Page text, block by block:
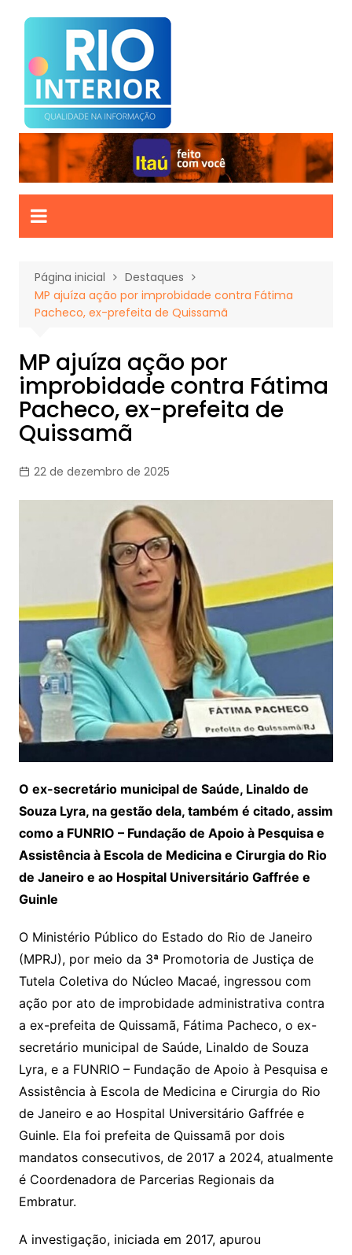
para
conteúdo
Página inicial
Destaques
MP ajuíza ação por improbidade contra Fátima
Pacheco, ex-prefeita de Quissamã
MP ajuíza ação por
improbidade contra Fátima
Pacheco, ex-prefeita de
Quissamã
22 de dezembro de 2025
O ex-secretário municipal de Saúde, Linaldo de
Souza Lyra, na gestão dela, também é citado, assim
como a FUNRIO – Fundação de Apoio à Pesquisa e
Assistência à Escola de Medicina e Cirurgia do Rio
de Janeiro e ao Hospital Universitário Gaffrée e
Guinle
O Ministério Público do Estado do Rio de Janeiro
(MPRJ), por meio da 3ª Promotoria de Justiça de
Tutela Coletiva do Núcleo Macaé, ingressou com
ação por ato de improbidade administrativa contra
a ex-prefeita de Quissamã, Fátima Pacheco, o ex-
secretário municipal de Saúde, Linaldo de Souza
Lyra, e a FUNRIO – Fundação de Apoio à Pesquisa e
Assistência à Escola de Medicina e Cirurgia do Rio
de Janeiro e ao Hospital Universitário Gaffrée e
Guinle. Ela foi prefeita de Quissamã por dois
mandatos consecutivos, de 2017 a 2024, atualmente
é Coordenadora de Parcerias Regionais da
Embratur.
A investigação, iniciada em 2017, apurou